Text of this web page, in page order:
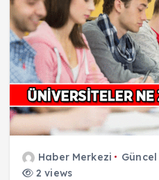
Haber Merkezi Güncel
2 views